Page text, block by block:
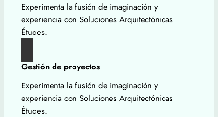
Experimenta la fusión de imaginación y
experiencia con Soluciones Arquitectónicas
Études.
Gestión de proyectos
Experimenta la fusión de imaginación y
experiencia con Soluciones Arquitectónicas
Études.